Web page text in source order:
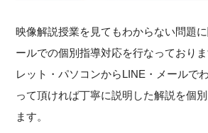
映像解説授業を見てもわからない問題
ールでの個別指導対応を行なっており
レット・パソコンからLINE・メールで
って頂ければ丁寧に説明した解説を個
ます。